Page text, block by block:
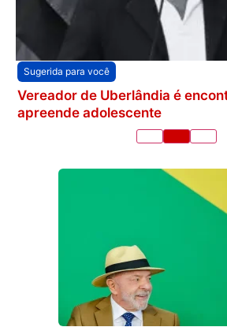
Sugerida para você
Vereador de Uberlândia é
apreende adolescente